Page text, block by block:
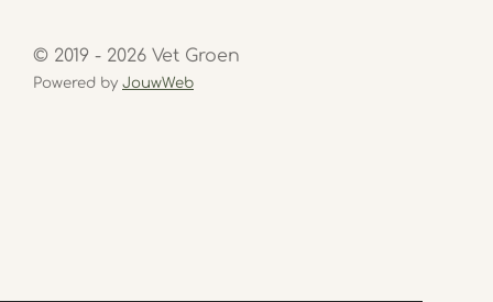
© 2019 - 2026 Vet Groen
Powered by JouwWeb